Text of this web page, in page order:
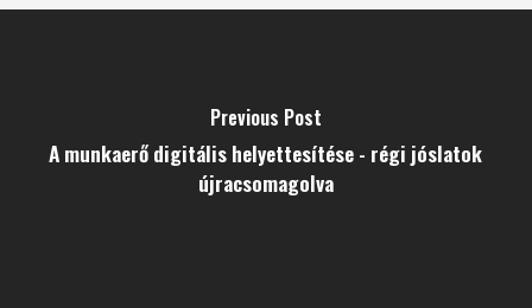
Previous Post
A munkaerő digitális helyettesítése - régi jóslatok
újracsomagolva